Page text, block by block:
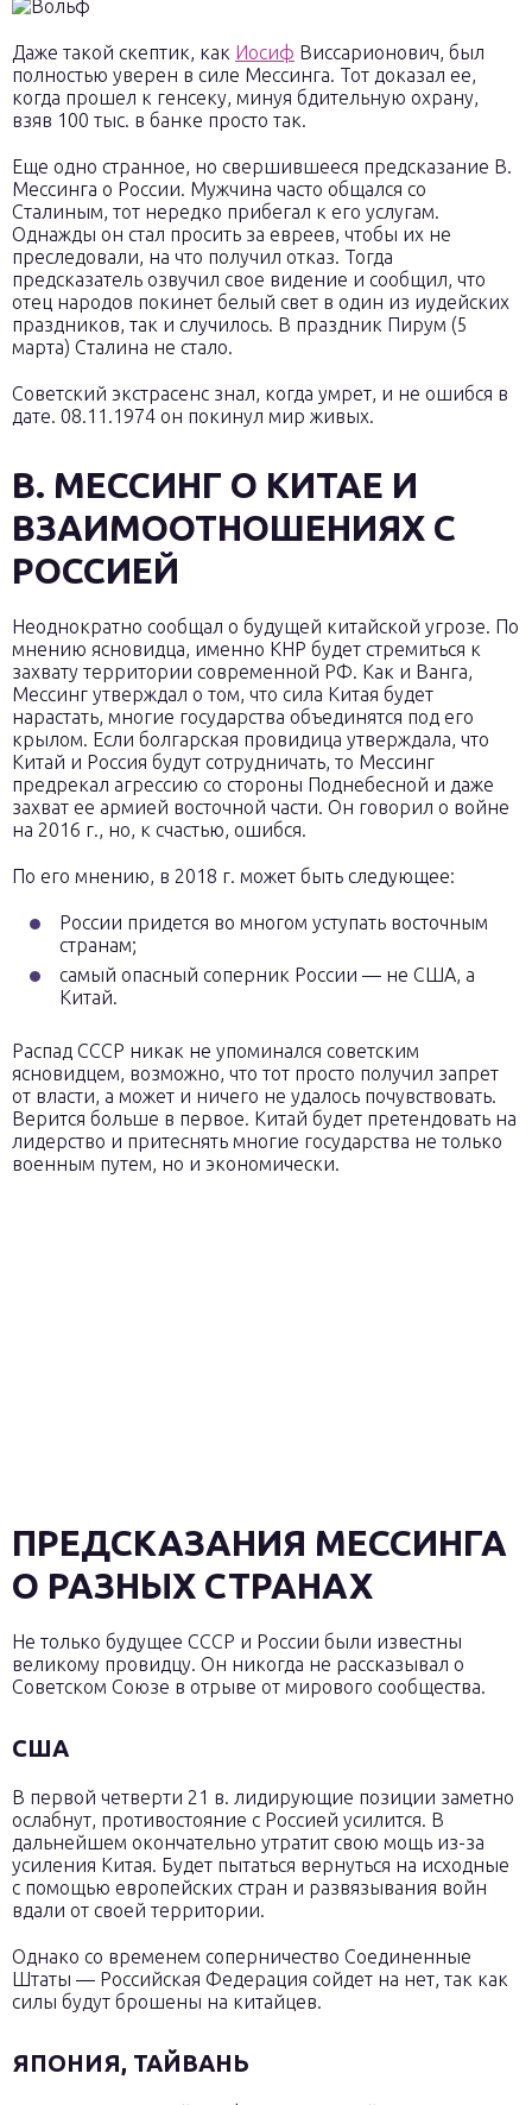
Даже такой скептик, как Иосиф Виссарионович, был
полностью уверен в силе Мессинга. Тот доказал ее,
когда прошел к генсеку, минуя бдительную охрану,
взяв 100 тыс. в банке просто так.
Еще одно странное, но свершившееся предсказание В.
Мессинга о России. Мужчина часто общался со
Сталиным, тот нередко прибегал к его услугам.
Однажды он стал просить за евреев, чтобы их не
преследовали, на что получил отказ. Тогда
предсказатель озвучил свое видение и сообщил, что
отец народов покинет белый свет в один из иудейских
праздников, так и случилось. В праздник Пирум (5
марта) Сталина не стало.
Советский экстрасенс знал, когда умрет, и не ошибся в
дате. 08.11.1974 он покинул мир живых.
В. МЕССИНГ О КИТАЕ И
ВЗАИМООТНОШЕНИЯХ С
РОССИЕЙ
Неоднократно сообщал о будущей китайской угрозе. По
мнению ясновидца, именно КНР будет стремиться к
захвату территории современной РФ. Как и Ванга,
Мессинг утверждал о том, что сила Китая будет
нарастать, многие государства объединятся под его
крылом. Если болгарская провидица утверждала, что
Китай и Россия будут сотрудничать, то Мессинг
предрекал агрессию со стороны Поднебесной и даже
захват ее армией восточной части. Он говорил о войне
на 2016 г., но, к счастью, ошибся.
По его мнению, в 2018 г. может быть следующее:
России придется во многом уступать восточным
странам;
самый опасный соперник России — не США, а
Китай.
Распад СССР никак не упоминался советским
ясновидцем, возможно, что тот просто получил запрет
от власти, а может и ничего не удалось почувствовать.
Верится больше в первое. Китай будет претендовать на
лидерство и притеснять многие государства не только
военным путем, но и экономически.
ПРЕДСКАЗАНИЯ МЕССИНГА
О РАЗНЫХ СТРАНАХ
Не только будущее СССР и России были известны
великому провидцу. Он никогда не рассказывал о
Советском Союзе в отрыве от мирового сообщества.
США
В первой четверти 21 в. лидирующие позиции заметно
ослабнут, противостояние с Россией усилится. В
дальнейшем окончательно утратит свою мощь из-за
усиления Китая. Будет пытаться вернуться на исходные
с помощью европейских стран и развязывания войн
вдали от своей территории.
Однако со временем соперничество Соединенные
Штаты — Российская Федерация сойдет на нет, так как
силы будут брошены на китайцев.
ЯПОНИЯ, ТАЙВАНЬ